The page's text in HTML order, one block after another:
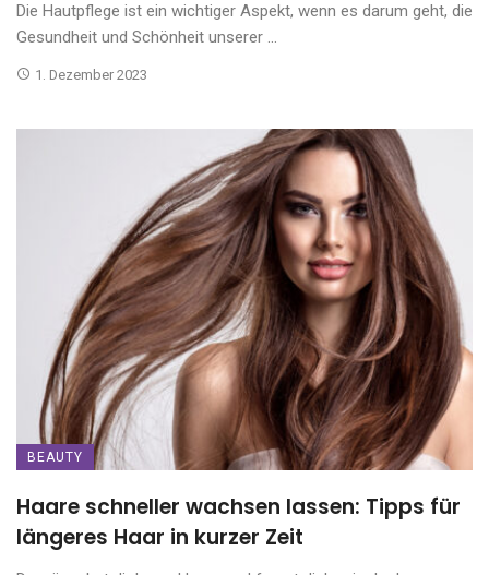
Die Hautpflege ist ein wichtiger Aspekt, wenn es darum geht, die
Gesundheit und Schönheit unserer ...
1. Dezember 2023
BEAUTY
Haare schneller wachsen lassen: Tipps für
längeres Haar in kurzer Zeit